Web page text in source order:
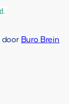
door Buro Brein